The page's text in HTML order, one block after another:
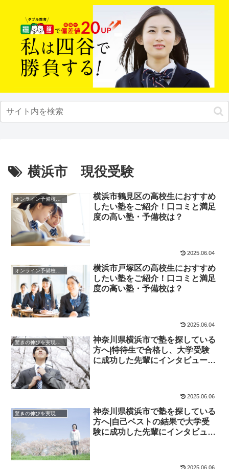
横浜市 現役受験
横浜市鶴見区の高校生におすすめ
したい塾をご紹介！口コミと満足
度の高い塾・予備校は？
2025.06.04
横浜市戸塚区の高校生におすすめ
したい塾をご紹介！口コミと満足
度の高い塾・予備校は？
2025.06.04
神奈川県横浜市で塾を探している
方へ|特待生で合格し、大学受験
に成功した先輩にインタビュー！
2025.06.06
驚きの伸びを実現｜先輩列伝
神奈川県横浜市で塾を探している
方へ|自己ベストの結果で大学受
験に成功した先輩にインタビュ
2025.06.06